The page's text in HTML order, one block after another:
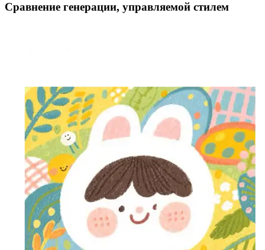
Сравнение генерации, управляемой стилем